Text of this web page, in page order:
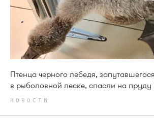
Птенца черного лебедя,
в рыболовной леске, спасли на
НОВОСТИ